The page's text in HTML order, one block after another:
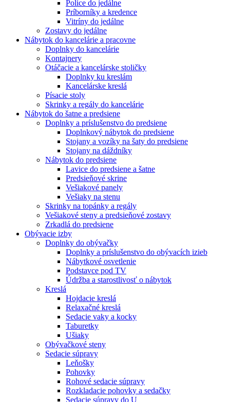
Police do jedálne
Príborníky a kredence
Vitríny do jedálne
Zostavy do jedálne
Nábytok do kancelárie a pracovne
Doplnky do kancelárie
Kontajnery
Otáčacie a kancelárske stoličky
Doplnky ku kreslám
Kancelárske kreslá
Písacie stoly
Skrinky a regály do kancelárie
Nábytok do šatne a predsiene
Doplnky a príslušenstvo do predsiene
Doplnkový nábytok do predsiene
Stojany a vozíky na šaty do predsiene
Stojany na dáždníky
Nábytok do predsiene
Lavice do predsiene a šatne
Predsieňové skrine
Vešiakové panely
Vešiaky na stenu
Skrinky na topánky a regály
Vešiakové steny a predsieňové zostavy
Zrkadlá do predsiene
Obývacie izby
Doplnky do obývačky
Doplnky a príslušenstvo do obývacích izieb
Nábytkové osvetlenie
Podstavce pod TV
Údržba a starostlivosť o nábytok
Kreslá
Hojdacie kreslá
Relaxačné kreslá
Sedacie vaky a kocky
Taburetky
Ušiaky
Obývačkové steny
Sedacie súpravy
Leňošky
Pohovky
Rohové sedacie súpravy
Rozkladacie pohovky a sedačky
Sedacie súpravy do U